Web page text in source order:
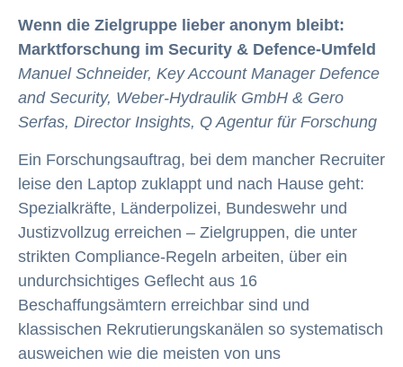
Wenn die Zielgruppe lieber anonym bleibt:
Marktforschung im Security & Defence-Umfeld
Manuel Schneider, Key Account Manager Defence
and Security, Weber-Hydraulik GmbH & Gero
Serfas, Director Insights, Q Agentur für Forschung
Ein Forschungsauftrag, bei dem mancher Recruiter
leise den Laptop zuklappt und nach Hause geht:
Spezialkräfte, Länderpolizei, Bundeswehr und
Justizvollzug erreichen – Zielgruppen, die unter
strikten Compliance-Regeln arbeiten, über ein
undurchsichtiges Geflecht aus 16
Beschaffungsämtern erreichbar sind und
klassischen Rekrutierungskanälen so systematisch
ausweichen wie die meisten von uns